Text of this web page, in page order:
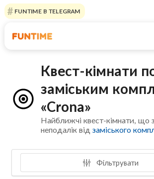
FUNTIME В TELEGRAM
Квест-кімнати
заміським
«Crona»
Найближчі квест-кімнати, що
неподалік відзаміського
Фільтрувати